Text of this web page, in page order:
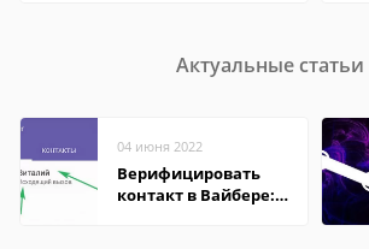
Актуальные статьи
04 июня 2022
Верифицировать
контакт в Вайбере: